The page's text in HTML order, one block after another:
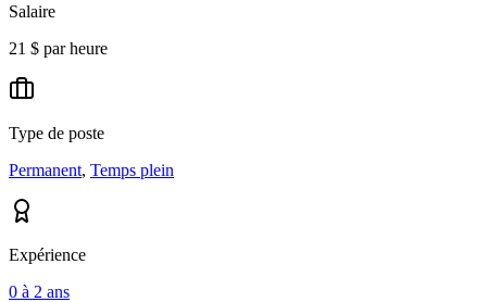
Salaire
21 $ par heure
Type de poste
Permanent, Temps plein
Expérience
0 à 2 ans